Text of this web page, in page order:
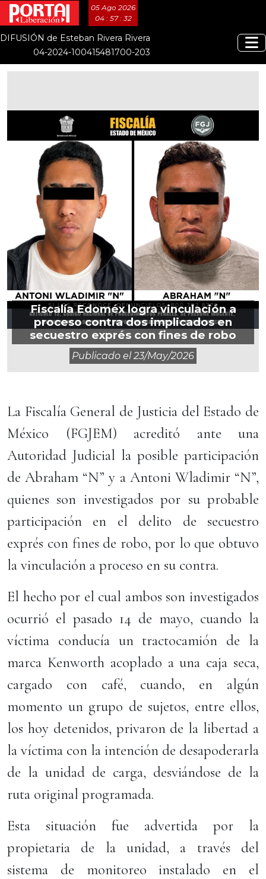
05 Ago 2026
04 : 57 : 33
DIFUSIÓN de Esteban Rivera Rivera
04-2024-100415481700-203
Fiscalía Edoméx logra vinculación a
proceso contra dos implicados en
secuestro exprés con fines de robo
Publicado el23/may/2026
La Fiscalía General de Justicia del Estado de
México (FGJEM) acreditó ante una
Autoridad Judicial la posible participación
de Abraham “N” y a Antoni Wladimir “N”,
quienes son investigados por su probable
participación en el delito de secuestro
exprés con fines de robo, por lo que obtuvo
la vinculación a proceso en su contra.
El hecho por el cual ambos son investigados
ocurrió el pasado 14 de mayo, cuando la
víctima conducía un tractocamión de la
marca Kenworth acoplado a una caja seca,
cargado con café, cuando, en algún
momento un grupo de sujetos, entre ellos,
los hoy detenidos, privaron de la libertad a
la víctima con la intención de desapoderarla
de la unidad de carga, desviándose de la
ruta original programada.
Esta situación fue advertida por la
propietaria de la unidad, a través del
sistema de monitoreo instalado en el